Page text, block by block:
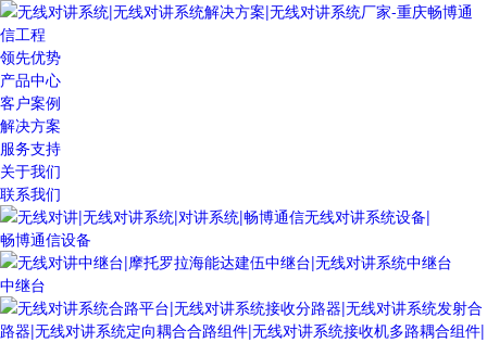
领先优势
产品中心
客户案例
解决方案
服务支持
关于我们
联系我们
畅博通信设备
中继台